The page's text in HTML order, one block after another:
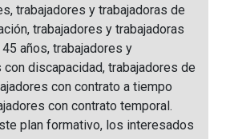
trabajadores y trabajadoras de
trabajadores y trabajadoras
años, trabajadores y
con discapacidad, trabajadores de
con contrato a tiempo
con contrato temporal.
plan formativo, los interesados